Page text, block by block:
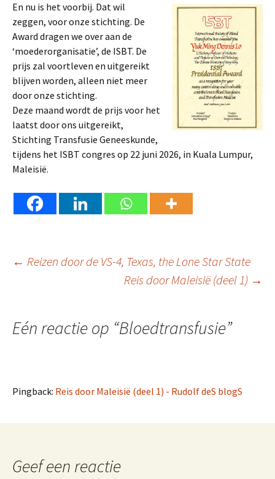
En nu is het voorbij. Dat wil
zeggen, voor onze stichting. De
Award dragen we over aan de
‘moederorganisatie’, de ISBT. De
prijs zal voortleven en uitgereikt
blijven worden, alleen niet meer
door onze stichting.
Deze maand wordt de prijs voor het
laatst door ons uitgereikt,
Stichting Transfusie Geneeskunde,
tijdens het ISBT congres op 22 juni 2026, in Kuala Lumpur,
Maleisië.
Berichtnavigatie
← Reizen door de VS-4, Texas, the Lone Star State
Reis door Maleisië (deel 1) →
Eén reactie op “Bloedtransfusie”
Pingback: Reis door Maleisië (deel 1) - Rudolf deS blogS
Geef een reactie